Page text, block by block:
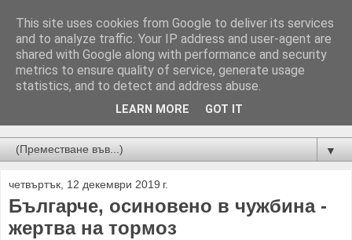
Новини от Бургас, страната и света!
▼
четвъртък, 12 декември 2019 г.
Българче, осиновено в чужбина -
жертва на тормоз
This site uses cookies from Google to deliver its services
and to analyze traffic. Your IP address and user-agent are
shared with Google along with performance and security
metrics to ensure quality of service, generate usage
statistics, and to detect and address abuse.
LEARN MORE GOT IT